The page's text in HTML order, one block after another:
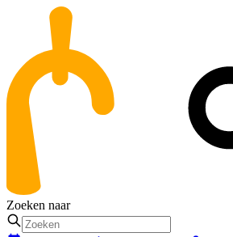
Zoeken naar